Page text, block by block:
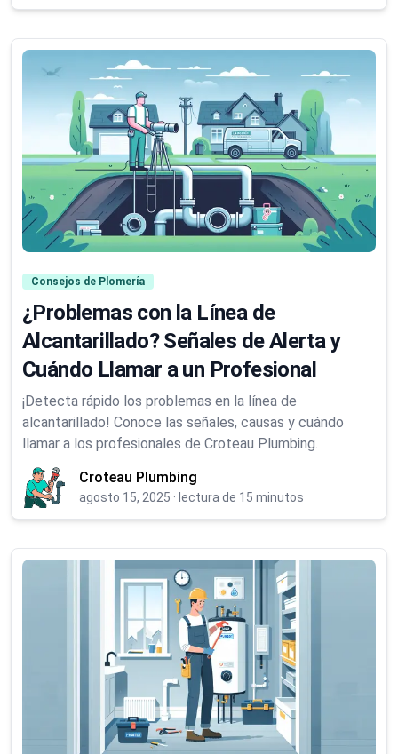
Consejos de Plomería
¿Problemas con la Línea de
Alcantarillado? Señales de Alerta y
Cuándo Llamar a un Profesional
¡Detecta rápido los problemas en la línea de
alcantarillado! Conoce las señales, causas y cuándo
llamar a los profesionales de Croteau Plumbing.
Croteau Plumbing
agosto 15, 2025 · lectura de 15 minutos